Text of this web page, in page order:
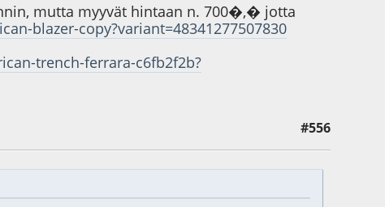
mutta myyvät hintaan n. 700�,� jotta
blazer-copy?variant=48341277507830
trench-ferrara-c6fb2f2b?
#556